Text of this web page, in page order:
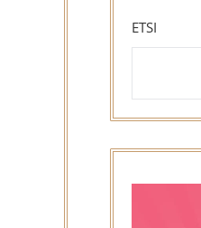
ETSI